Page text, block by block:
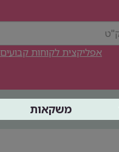
אפליקצית לקוחות קבועים
משקאות